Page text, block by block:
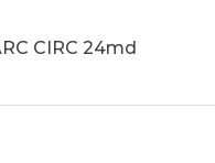
CIRC 24md